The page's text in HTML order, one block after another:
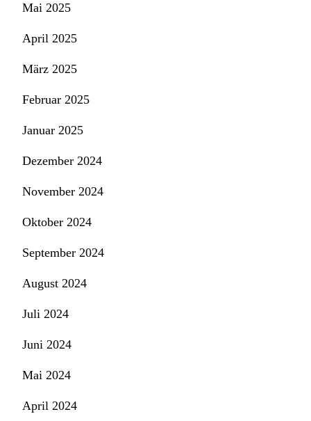
Mai 2025
April 2025
März 2025
Februar 2025
Januar 2025
Dezember 2024
November 2024
Oktober 2024
September 2024
August 2024
Juli 2024
Juni 2024
Mai 2024
April 2024